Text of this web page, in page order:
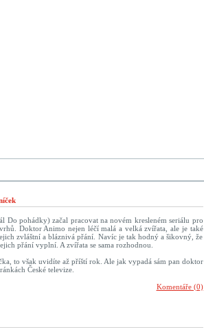
Do pohádky) začal pracovat na novém kresleném seriálu pro
Doktor Animo nejen léčí malá a velká zvířata, ale je také
zvláštní a bláznivá přání. Navíc je tak hodný a šikovný, že
přání vyplní. A zvířata se sama rozhodnou.
to však uvidíte až příští rok. Ale jak vypadá sám pan doktor
České televize.
Komentáře (0)